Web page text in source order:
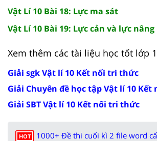
Vật Lí 10 Bài 18: Lực ma sát
Vật Lí 10 Bài 19: Lực cản và lực nâng
Xem thêm các tài liệu học tốt lớp
Giải sgk Vật lí 10 Kết nối tri thức
Giải Chuyên đề học tập Vật lí 10
Giải SBT Vật lí 10 Kết nối tri thức
HOT
1000+ Đề thi cuối kì 2 file word